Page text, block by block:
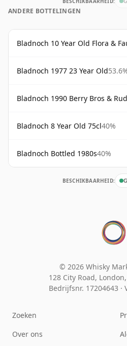
ANDERE BOTTELINGEN
Bladnoch 10 Year Old Flora &
Bladnoch 1977 23 Year Old
Bladnoch 1990 Berry Bros &
Bladnoch 8 Year Old 75cl40%
Bladnoch Bottled 1980s40%
BESCHIKBAARHEID:
© 2026 Whisky
128 City Road, London,
Bedrijfsnr. 17204643 ·
Zoeken
Over ons